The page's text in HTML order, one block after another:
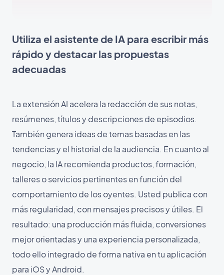
Utiliza el asistente de IA para escribir más
rápido y destacar las propuestas
adecuadas
La extensión AI acelera la redacción de sus notas,
resúmenes, títulos y descripciones de episodios.
También genera ideas de temas basadas en las
tendencias y el historial de la audiencia. En cuanto al
negocio, la IA recomienda productos, formación,
talleres o servicios pertinentes en función del
comportamiento de los oyentes. Usted publica con
más regularidad, con mensajes precisos y útiles. El
resultado: una producción más fluida, conversiones
mejor orientadas y una experiencia personalizada,
todo ello integrado de forma nativa en tu aplicación
para iOS y Android.